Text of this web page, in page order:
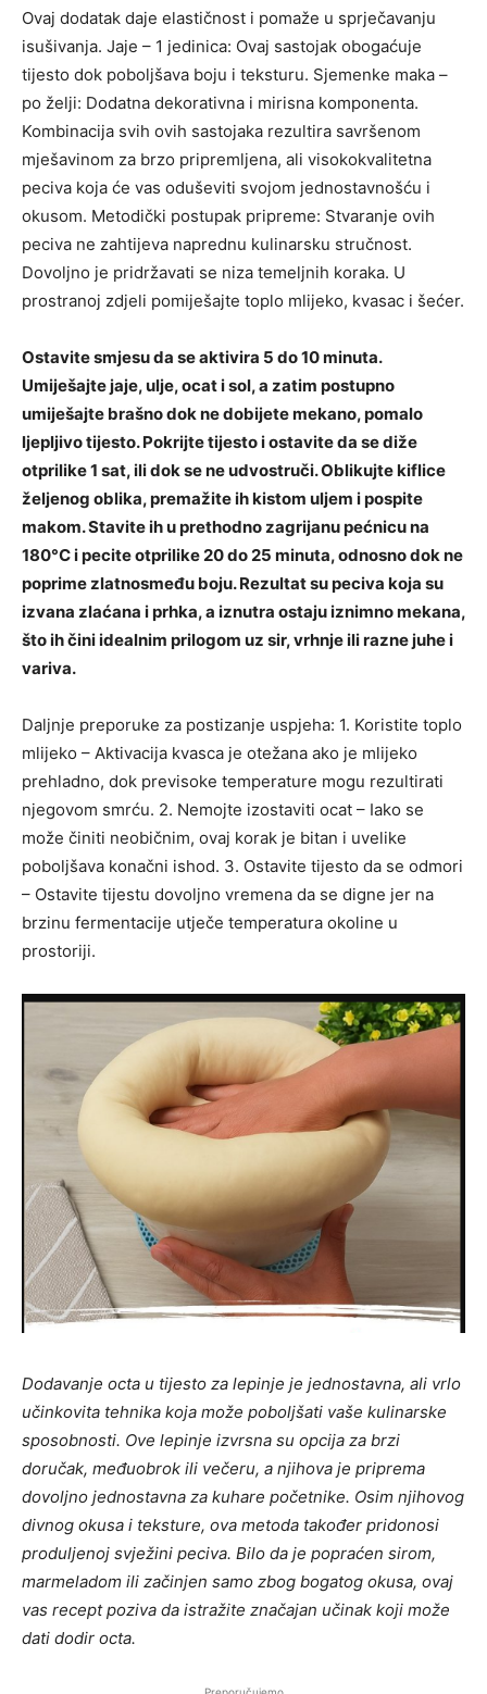
Ovaj dodatak daje elastičnost i pomaže u sprječavanju
isušivanja. Jaje – 1 jedinica: Ovaj sastojak obogaćuje
tijesto dok poboljšava boju i teksturu. Sjemenke maka –
po želji: Dodatna dekorativna i mirisna komponenta.
Kombinacija svih ovih sastojaka rezultira savršenom
mješavinom za brzo pripremljena, ali visokokvalitetna
peciva koja će vas oduševiti svojom jednostavnošću i
okusom. Metodički postupak pripreme: Stvaranje ovih
peciva ne zahtijeva naprednu kulinarsku stručnost.
Dovoljno je pridržavati se niza temeljnih koraka. U
prostranoj zdjeli pomiješajte toplo mlijeko, kvasac i šećer.
Ostavite smjesu da se aktivira 5 do 10 minuta.
Umiješajte jaje, ulje, ocat i sol, a zatim postupno
umiješajte brašno dok ne dobijete mekano, pomalo
ljepljivo tijesto. Pokrijte tijesto i ostavite da se diže
otprilike 1 sat, ili dok se ne udvostruči. Oblikujte kiflice
željenog oblika, premažite ih kistom uljem i pospite
makom. Stavite ih u prethodno zagrijanu pećnicu na
180°C i pecite otprilike 20 do 25 minuta, odnosno dok ne
poprime zlatnosmeđu boju. Rezultat su peciva koja su
izvana zlaćana i prhka, a iznutra ostaju iznimno mekana,
što ih čini idealnim prilogom uz sir, vrhnje ili razne juhe i
variva.
Daljnje preporuke za postizanje uspjeha: 1. Koristite toplo
mlijeko – Aktivacija kvasca je otežana ako je mlijeko
prehladno, dok previsoke temperature mogu rezultirati
njegovom smrću. 2. Nemojte izostaviti ocat – Iako se
može činiti neobičnim, ovaj korak je bitan i uvelike
poboljšava konačni ishod. 3. Ostavite tijesto da se odmori
– Ostavite tijestu dovoljno vremena da se digne jer na
brzinu fermentacije utječe temperatura okoline u
prostoriji.
Dodavanje octa u tijesto za lepinje je jednostavna, ali vrlo
učinkovita tehnika koja može poboljšati vaše kulinarske
sposobnosti. Ove lepinje izvrsna su opcija za brzi
doručak, međuobrok ili večeru, a njihova je priprema
dovoljno jednostavna za kuhare početnike. Osim njihovog
divnog okusa i teksture, ova metoda također pridonosi
produljenoj svježini peciva. Bilo da je popraćen sirom,
marmeladom ili začinjen samo zbog bogatog okusa, ovaj
vas recept poziva da istražite značajan učinak koji može
dati dodir octa.